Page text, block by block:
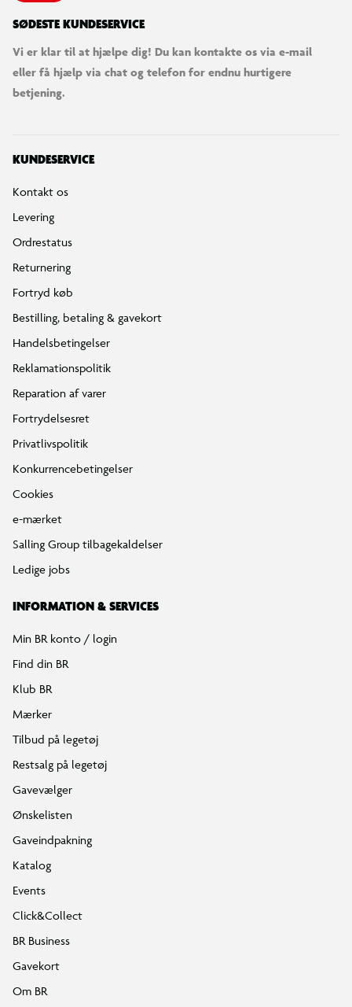
SØDESTE KUNDESERVICE
Vi er klar til at hjælpe dig! Du kan kontakte os via e-mail
eller få hjælp via chat og telefon for endnu hurtigere
betjening.
KUNDESERVICE
Kontakt os
Levering
Ordrestatus
Returnering
Fortryd køb
Bestilling, betaling & gavekort
Handelsbetingelser
Reklamationspolitik
Reparation af varer
Fortrydelsesret
Privatlivspolitik
Konkurrencebetingelser
Cookies
e-mærket
Salling Group tilbagekaldelser
Ledige jobs
INFORMATION & SERVICES
Min BR konto / login
Find din BR
Klub BR
Mærker
Tilbud på legetøj
Restsalg på legetøj
Gavevælger
Ønskelisten
Gaveindpakning
Katalog
Events
Click&Collect
BR Business
Gavekort
Om BR